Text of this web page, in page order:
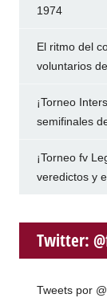
1974
El ritmo del
voluntarios
¡Torneo
semifinales
¡Torneo fv
veredictos y
Twitter:
Tweets por